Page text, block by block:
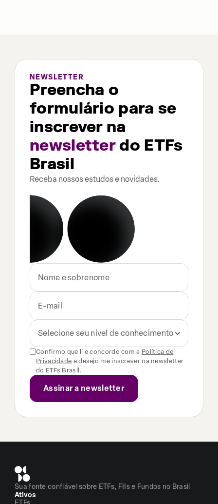
NEWSLETTER
Preencha o
formulário para se
inscrever na
newsletterdo ETFs
Brasil
Receba nossos estudos e novidades.
Selecione seu nível de conhecimento
Confirmo que li e concordo com a Política de
Privacidade e desejo me inscrever na newsletter
do ETFs Brasil.
Sua fonte confiável sobre ETFs, FIIs e Fundos no Brasil
Ativos